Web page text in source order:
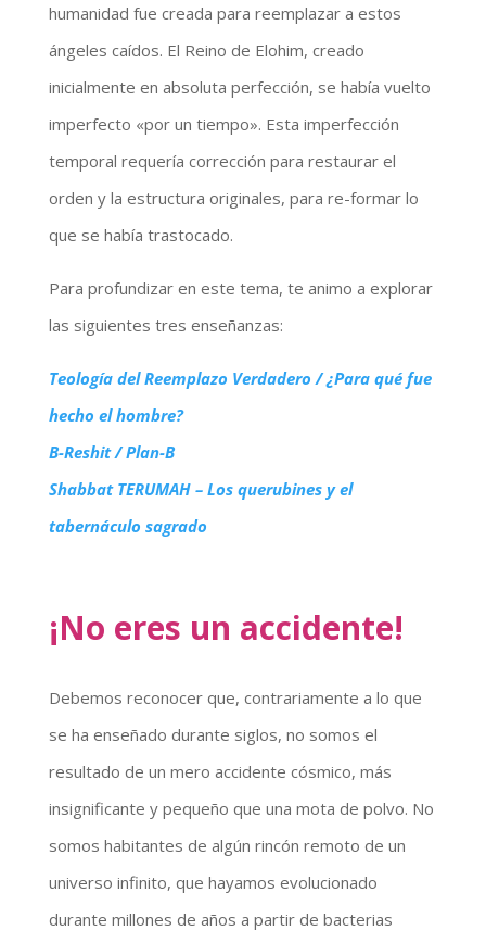
humanidad fue creada para reemplazar a estos
ángeles caídos. El Reino de Elohim, creado
inicialmente en absoluta perfección, se había vuelto
imperfecto «por un tiempo». Esta imperfección
temporal requería corrección para restaurar el
orden y la estructura originales, para re-formar lo
que se había trastocado.
Para profundizar en este tema, te animo a explorar
las siguientes tres enseñanzas:
Teología del Reemplazo Verdadero / ¿Para qué fue
hecho el hombre?
B-Reshit / Plan-B
Shabbat TERUMAH – Los querubines y el
tabernáculo sagrado
¡No eres un accidente!
Debemos reconocer que, contrariamente a lo que
se ha enseñado durante siglos, no somos el
resultado de un mero accidente cósmico, más
insignificante y pequeño que una mota de polvo. No
somos habitantes de algún rincón remoto de un
universo infinito, que hayamos evolucionado
durante millones de años a partir de bacterias